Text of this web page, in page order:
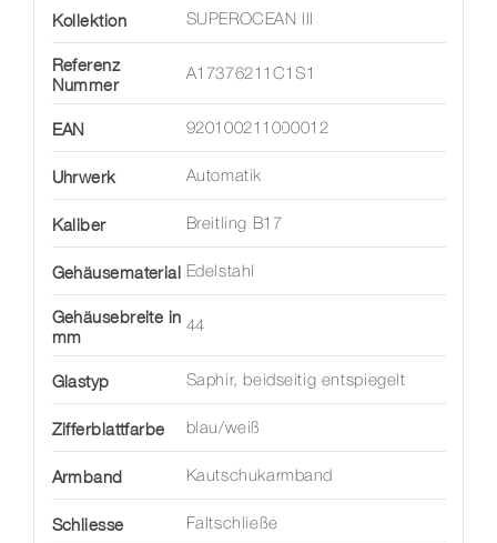
Kollektion SUPEROCEAN III
Referenz
Nummer
A17376211C1S1
EAN 920100211000012
Uhrwerk Automatik
Kaliber Breitling B17
Gehäusematerial Edelstahl
Gehäusebreite in
mm
44
Glastyp Saphir, beidseitig entspiegelt
Zifferblattfarbe blau/weiß
Armband Kautschukarmband
Schliesse Faltschließe